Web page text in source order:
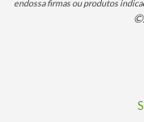
endossa firmas ou produtos